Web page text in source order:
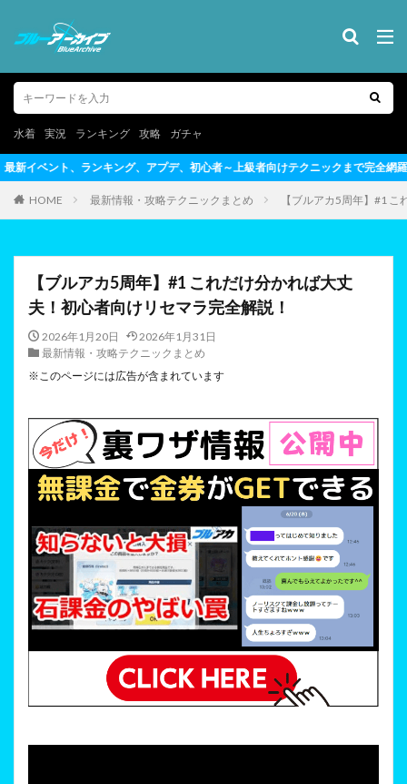
水着 実況 ランキング 攻略 ガチャ
、アプデ、初心者～上級者向けテクニックまで完全網羅
HOME 最新情報・攻略テクニックまとめ 【ブルアカ5周年】#1
【ブルアカ5周年】#1 これだけ分かれば大丈
夫！初心者向けリセマラ完全解説！
2026年1月20日
2026年1月31日
最新情報・攻略テクニックまとめ
※このページには広告が含まれています